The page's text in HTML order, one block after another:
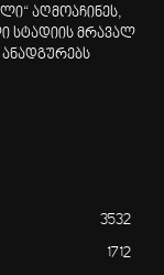
აღმოაჩინეს,
სტადიის მრავალ
ანადგურებს
3532
1712